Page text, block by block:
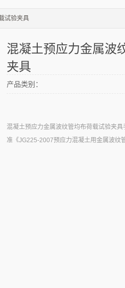
试验夹具
混凝土预应力金属波
夹具
产品类别：
混凝土预应力金属波纹管均布荷载试验夹
准《JG225-2007预应力混凝土用金属波纹管